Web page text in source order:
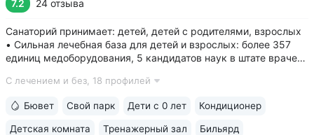
7.2 24 отзыва
Санаторий принимает: детей, детей с родителями, взрослых
• Сильная лечебная база для детей и взрослых: более 357
единиц медоборудования, 5 кандидатов наук в штате врачей,
«Лучшая здравница для семейного отдыха — 2023» •
С лечением и без, 18 профилей
Бювет Свой парк Дети с 0 лет Кондиционер
Детская комната Тренажерный зал Бильярд